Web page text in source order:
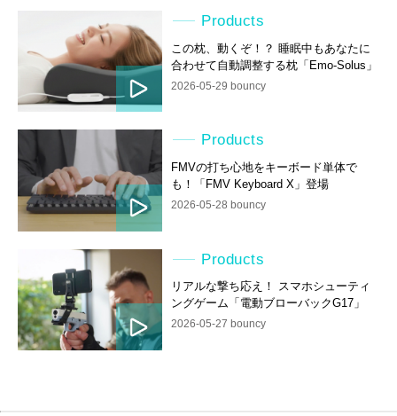
Products
この枕、動くぞ！？ 睡眠中もあなたに
合わせて自動調整する枕「Emo-Solus」
2026-05-29 bouncy
Products
FMVの打ち心地をキーボード単体で
も！「FMV Keyboard X」登場
2026-05-28 bouncy
Products
リアルな撃ち応え！ スマホシューティ
ングゲーム「電動ブローバックG17」
2026-05-27 bouncy